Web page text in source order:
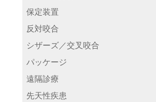
保定装置
反対咬合
シザーズ／交叉咬合
パッケージ
遠隔診療
先天性疾患